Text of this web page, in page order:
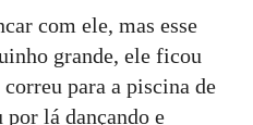
com ele, mas esse
grande, ele ficou
para a piscina de
lá dançando e